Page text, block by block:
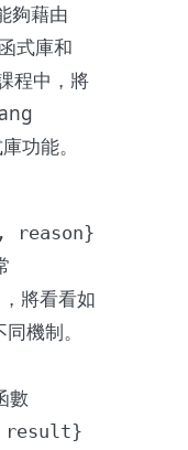
夠藉由
式庫和
程中，將
功能。
將看看如
機制。
數